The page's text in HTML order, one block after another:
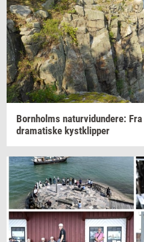
Born­holms na­tur­vi­dun­de­re: Fra
dra­ma­ti­ske kyst­klip­per